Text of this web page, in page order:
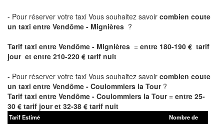
- Pour réserver votre taxi Vous souhaitez savoir combien coute
un taxi entre Vendôme - Mignières ?
Tarif taxi entre Vendôme - Mignières = entre 180-190 € tarif
jour et entre 210-220 € tarif nuit
- Pour réserver votre taxi Vous souhaitez savoir combien coute
un taxi entre Vendôme - Coulommiers la Tour?
Tarif taxi entre Vendôme - Coulommiers la Tour = entre 25-
30 € tarif jour et 32-38 € tarif nuit
Tarif Estimé
Nombre de